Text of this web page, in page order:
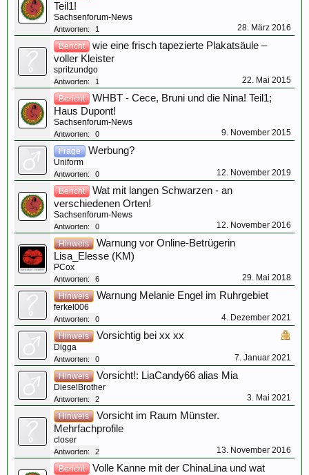
Teil1!
Sachsenforum-News
Antworten: 1 28. März 2016
Bericht
wie eine frisch tapezierte Plakatsäule –
voller Kleister
spritzundgo
Antworten: 1 22. Mai 2015
Bericht
WHBT - Cece, Bruni und die Nina! Teil1;
Haus Dupont!
Sachsenforum-News
Antworten: 0 9. November 2015
Frage Werbung?
Uniform
Antworten: 0 12. November 2019
Bericht
Wat mit langen Schwarzen - an
verschiedenen Orten!
Sachsenforum-News
Antworten: 0 12. November 2016
Hinweis
Warnung vor Online-Betrügerin
Lisa_Elesse (KM)
PCox
Antworten: 6 29. Mai 2018
Hinweis Warnung Melanie Engel im Ruhrgebiet
ferkel006
Antworten: 0 4. Dezember 2021
Hinweis Vorsichtig bei xx xx
Digga
Antworten: 0 7. Januar 2021
Hinweis Vorsicht!: LiaCandy66 alias Mia
DieselBrother
Antworten: 2 3. Mai 2021
Hinweis
Vorsicht im Raum Münster.
Mehrfachprofile
closer
Antworten: 2 13. November 2016
Bericht
Volle Kanne mit der ChinaLina und wat